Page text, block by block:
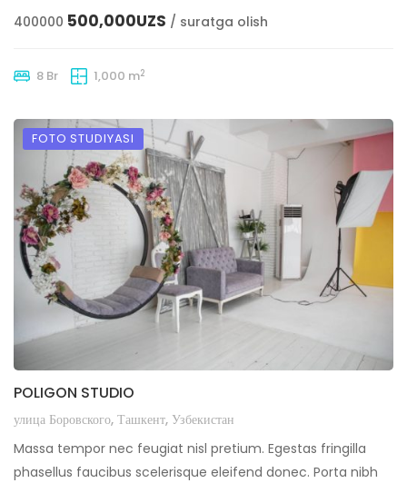
400000 500,000UZS / suratga olish
8 Br 1,000 m2
FOTO STUDIYASI
POLIGON STUDIO
улица Боровского, Ташкент, Узбекистан
Massa tempor nec feugiat nisl pretium. Egestas fringilla
phasellus faucibus scelerisque eleifend donec. Porta nibh